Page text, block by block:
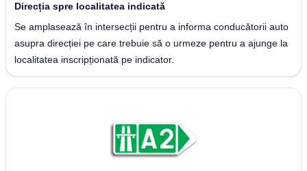
Direcția spre localitatea indicată
Se amplasează în intersecții pentru a informa conducătorii auto
asupra direcției pe care trebuie să o urmeze pentru a ajunge la
localitatea inscripționată pe indicator.